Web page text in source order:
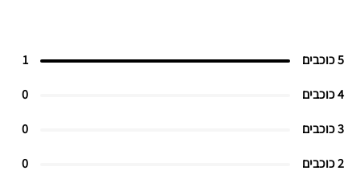
5 כוכבים 1
4 כוכבים 0
3 כוכבים 0
2 כוכבים 0